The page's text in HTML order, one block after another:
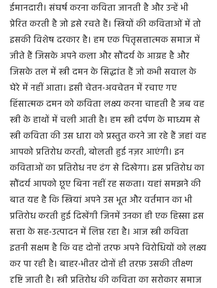
ईमानदारी। संघर्ष करना कविता जानती है और उन्हें भी
प्रेरित करती है जो इसे रचते हैं। स्त्रियों की कविताओं में तो
इसकी विशेष दरकार है। हम एक पितृसत्तात्मक समाज में
जीते हैं जिसके अपने कला और सौंदर्य के आग्रह है और
जिसके तल में स्त्री दमन के सिद्धांत हैं जो कभी सवाल के
घेरे में नहीं आता। इसी चेतन-अवचेतन में रचाए गए
हिंसात्मक दमन को कविता लक्ष्य करना चाहती है जब वह
स्त्री के हाथों में चली आती है। हम स्त्री दर्पण के माध्यम से
स्त्री कविता की उस धारा को प्रस्तुत करने जा रहे हैं जहां वह
आपको प्रतिरोध करती, बोलती हुई नज़र आएंगी। इन
कविताओं का प्रतिरोध नए ढंग से दिखेगा। इस प्रतिरोध का
सौंदर्य आपको छूए बिना नहीं रह सकता। यहां समझने की
बात यह है कि स्त्रियां अपने उस भूत और वर्तमान का भी
प्रतिरोध करती हुई दिखेंगी जिनमें उनका ही एक हिस्सा इस
सत्ता के सह-उत्पादन में लिप्त रहा है। आज स्त्री कविता
इतनी सक्षम है कि वह दोनों तरफ अपने विरोधियों को लक्ष्य
कर पा रही है। बाहर-भीतर दोनों ही तरफ़ उसकी तीक्ष्ण
दृष्टि जाती है। स्त्री प्रतिरोध की कविता का सरोकार समाज